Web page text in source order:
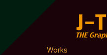
Works